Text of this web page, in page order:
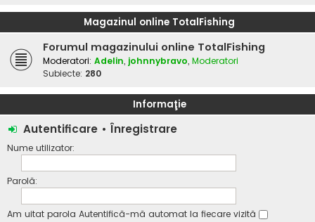
Magazinul online TotalFishing
Forumul magazinului online TotalFishing
Moderatori: Adelin, johnnybravo, Moderatori
Subiecte: 280
Informaţie
Autentificare • Înregistrare
Nume utilizator:
Parolă:
Am uitat parola Autentifică-mă automat la fiecare vizită